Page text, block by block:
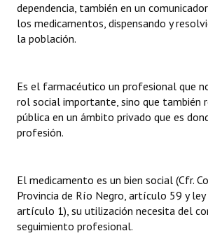
dependencia, también en un
los medicamentos, dispensando y
la población.
Es el farmacéutico un profesional que
rol social importante, sino que también
pública en un ámbito privado que es
profesión.
El medicamento es un bien social (Cfr.
Provincia de Río Negro, artículo 59 y
artículo 1), su utilización necesita del
seguimiento profesional.